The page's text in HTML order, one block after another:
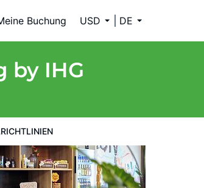
Buchung USD DE
by IHG